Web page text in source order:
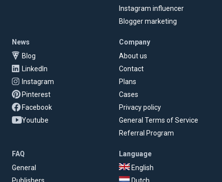
Instagram influencer
Blogger marketing
News
Blog
LinkedIn
Instagram
Pinterest
Facebook
Youtube
Company
About us
Contact
Plans
Cases
Privacy policy
General Terms of Service
Referral Program
FAQ
General
Publishers
Language
English
Dutch